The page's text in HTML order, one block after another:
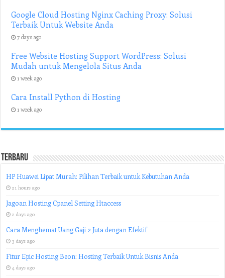
Google Cloud Hosting Nginx Caching Proxy: Solusi
Terbaik Untuk Website Anda
7 days ago
Free Website Hosting Support WordPress: Solusi
Mudah untuk Mengelola Situs Anda
1 week ago
Cara Install Python di Hosting
1 week ago
Terbaru
HP Huawei Lipat Murah: Pilihan Terbaik untuk Kebutuhan Anda
21 hours ago
Jagoan Hosting Cpanel Setting Htaccess
2 days ago
Cara Menghemat Uang Gaji 2 Juta dengan Efektif
3 days ago
Fitur Epic Hosting Beon: Hosting Terbaik Untuk Bisnis Anda
4 days ago